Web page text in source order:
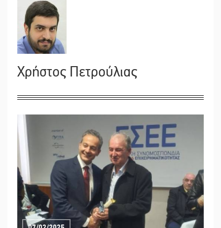
Χρήστος Πετρούλιας